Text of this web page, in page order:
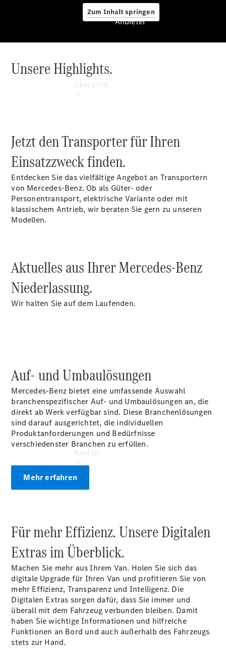
Zum Inhalt springen
Anbieter
Startseite
Modellübersicht
Servicetermin
buchen
Probefahrt
vereinbaren
Ansprechpartner
finden
Beratung
vereinbaren
Übersicht
Neuwagenangebote
Übersicht
Transporter
Anbieter
Unsere Highlights.
Jetzt den Transporter für Ihren
Einsatzzweck finden.
Entdecken Sie das vielfältige Angebot an Transportern
von Mercedes‑Benz. Ob als Güter- oder
Personentransport, elektrische Variante oder mit
klassischem Antrieb, wir beraten Sie gern zu unseren
Modellen.
Aktuelles aus Ihrer Mercedes-Benz
Niederlassung.
Wir halten Sie auf dem Laufenden.
Auf- und Umbaulösungen
Mercedes‑Benz bietet eine umfassende Auswahl
branchenspezifischer Auf- und Umbaulösungen an, die
direkt ab Werk verfügbar sind. Diese Branchenlösungen
sind darauf ausgerichtet, die individuellen
Produktanforderungen und Bedürfnisse
verschiedenster Branchen zu erfüllen.
Mehr erfahren
Für mehr Effizienz. Unsere Digitalen
Extras im Überblick.
Machen Sie mehr aus Ihrem Van. Holen Sie sich das
digitale Upgrade für Ihren Van und profitieren Sie von
mehr Effizienz, Transparenz und Intelligenz. Die
Digitalen Extras sorgen dafür, dass Sie immer und
überall mit dem Fahrzeug verbunden bleiben. Damit
haben Sie wichtige Informationen und hilfreiche
Funktionen an Bord und auch außerhalb des Fahrzeugs
stets zur Hand.